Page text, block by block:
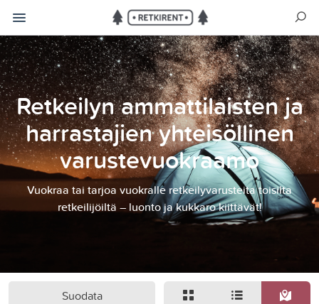
Retkeilyn ammattilaisten ja
harrastajien yhteisöllinen
varustevuokraamo
Vuokraa tai tarjoa vuokralle retkeilyvarusteita toisilta
retkeilijöiltä – luonto ja kukkaro kiittävät!
Suodata